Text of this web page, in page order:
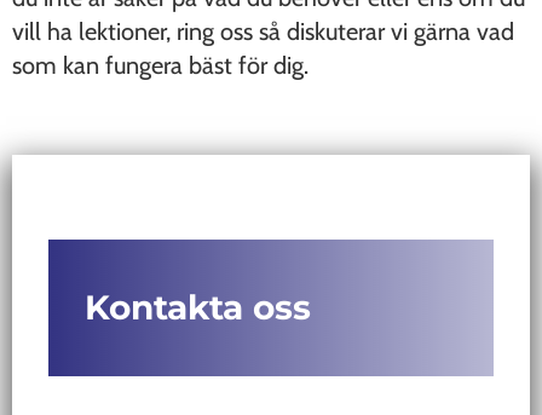
vill ha lektioner, ring oss så diskuterar vi gärna vad
som kan fungera bäst för dig.
Kontakta oss